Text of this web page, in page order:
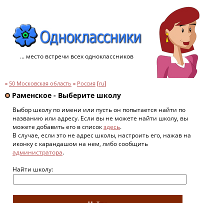
... место встречи всех одноклассников
» 50 Московская область » Россия [ru]
Раменское - Выберите школу
Выбор школу по имени или пусть он попытается найти по
названию или адресу. Если вы не можете найти школу, вы
можете добавить его в списокздесь.
В случае, если это не адрес школы, настроить его, нажав на
иконку с карандашом на нем, либо сообщить
администратора.
Найти школу: